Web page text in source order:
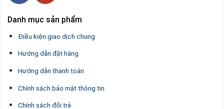
Danh mục sản phẩm
Điều kiện giao dịch chung
Hướng dẫn đặt hàng
Hướng dẫn thanh toán
Chính sách bảo mật thông tin
Chính sách đổi trả